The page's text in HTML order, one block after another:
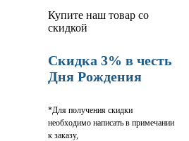
Купите наш товар со
скидкой
Скидка 3% в честь
Дня Рождения
*Для получения скидки
необходимо написать в примечании
к заказу,